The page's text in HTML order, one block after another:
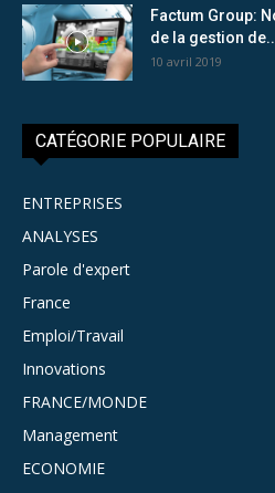
Factum Group:
de la gestion
10 avril 2019
CATÉGORIE POPULAIRE
ENTREPRISES
ANALYSES
Parole d'expert
France
Emploi/Travail
Innovations
FRANCE/MONDE
Management
ECONOMIE